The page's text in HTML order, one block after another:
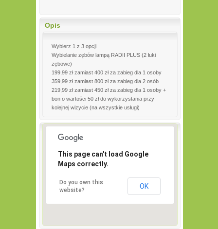
Opis
Wybierz 1 z 3 opcji
Wybielanie zębów lampą RADII PLUS (2 łuki
zębowe)
199,99 zł zamiast 400 zł za zabieg dla 1 osoby
359,99 zł zamiast 800 zł za zabieg dla 2 osób
219,99 zł zamiast 450 zł za zabieg dla 1 osoby +
bon o wartości 50 zł do wykorzystania przy
kolejnej wizycie (na wszystkie usługi)
This page can't load Google
Maps correctly.
Do you own this
website?
OK